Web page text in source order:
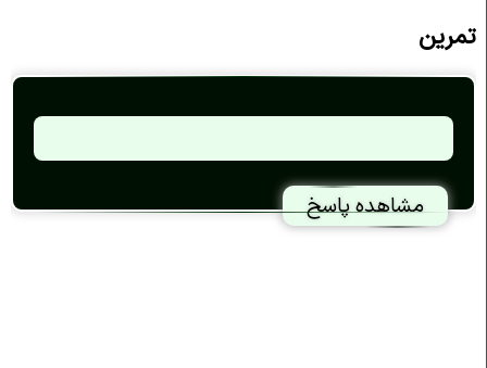
تمرین
مشاهده پاسخ